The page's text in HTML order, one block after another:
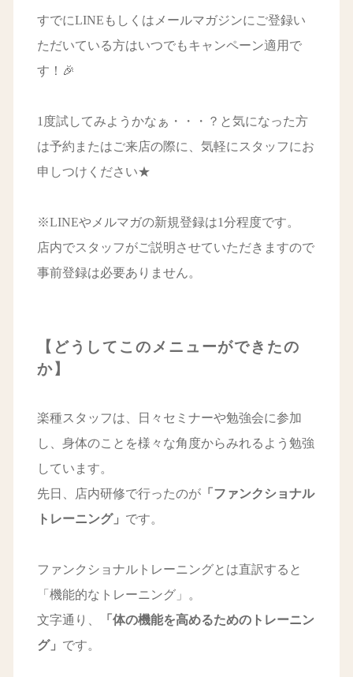
すでにLINEもしくはメールマガジンにご登録い
ただいている方はいつでもキャンペーン適用で
す！🎉
1度試してみようかなぁ・・・？と気になった方
は予約またはご来店の際に、気軽にスタッフにお
申しつけください★
※LINEやメルマガの新規登録は1分程度です。
店内でスタッフがご説明させていただきますので
事前登録は必要ありません。
【どうしてこのメニューができたの
か】
楽種スタッフは、日々セミナーや勉強会に参加
し、身体のことを様々な角度からみれるよう勉強
しています。
先日、店内研修で行ったのが「ファンクショナル
トレーニング」 です。
ファンクショナルトレーニングとは直訳すると
「機能的なトレーニング」。
文字通り、
「体の機能を高めるためのトレーニン
グ」 です。